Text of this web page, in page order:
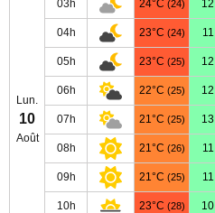
Lun.
10
Août
03h 24°C (24) 12
04h 23°C (24) 11
05h 23°C (25) 12
06h 22°C (25) 12
07h 21°C (25) 13
08h 21°C (26) 11
09h 21°C (25) 11
10h 23°C (28) 10